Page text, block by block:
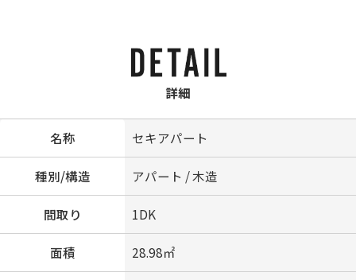
詳細
名称 セキアパート
種別/構造 アパート / 木造
間取り 1DK
面積 28.98㎡